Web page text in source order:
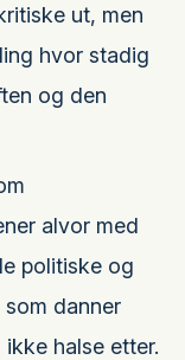
ut, men
hvor stadig
og den
alvor med
politiske og
danner
halse etter.